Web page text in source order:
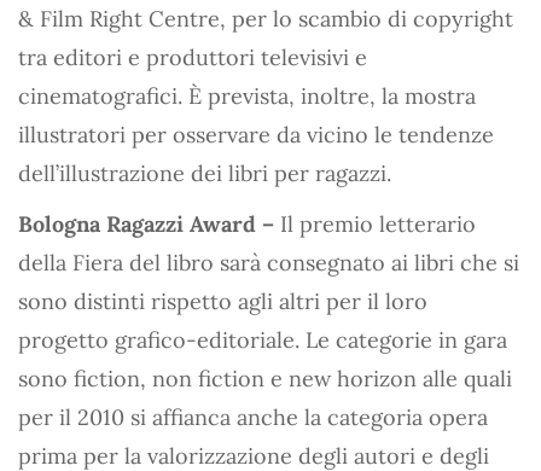
& Film Right Centre, per lo scambio di copyright
tra editori e produttori televisivi e
cinematografici. È prevista, inoltre, la mostra
illustratori per osservare da vicino le tendenze
dell’illustrazione dei libri per ragazzi.
Bologna Ragazzi Award – Il premio letterario
della Fiera del libro sarà consegnato ai libri che si
sono distinti rispetto agli altri per il loro
progetto grafico-editoriale. Le categorie in gara
sono fiction, non fiction e new horizon alle quali
per il 2010 si affianca anche la categoria opera
prima per la valorizzazione degli autori e degli